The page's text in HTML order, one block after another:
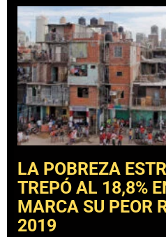
LA POBREZA
TREPÓ AL 18,8%
MARCA SU PEOR
2019